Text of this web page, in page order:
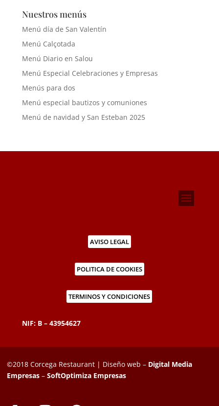
Nuestros menús
Menú día de San Valentín
Menú Calçotada
Menú Diario en Salou
Menú Especial Celebraciones y Empresas
Menús para dos
Menú especial bautizos y comuniones
Menú de navidad y San Esteban 2025
AVISO LEGAL
POLITICA DE COOKIES
TERMINOS Y CONDICIONES
NIF: B – 43954627
©2018 Corcega Restaurant | Diseño web – Digital Media
Empresas – SoftOptimiza Empresas